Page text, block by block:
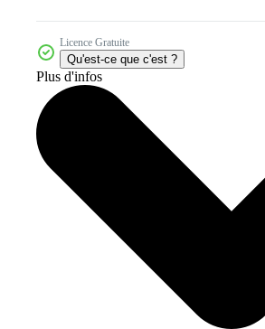
Licence Gratuite
Qu'est-ce que c'est ?
Plus d'infos